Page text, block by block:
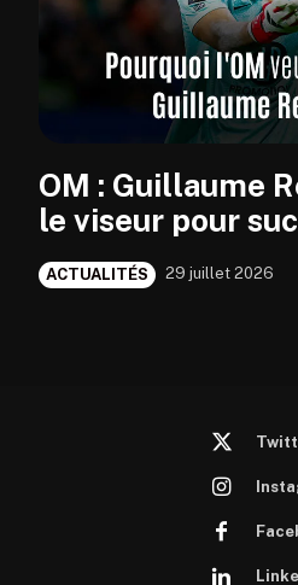
OM : Guillaume
le viseur pour
ACTUALITÉS 29 juillet 2026